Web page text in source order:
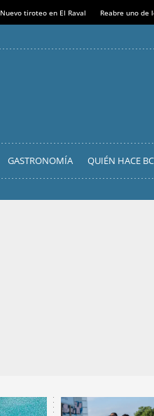
Nuevo tiroteo en El Raval Reabre uno de
GASTRONOMÍA QUIÉN HACE